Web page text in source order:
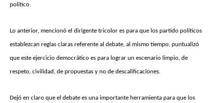
político.
Lo anterior, mencionó el dirigente tricolor es para que los partido políticos
establezcan reglas claras referente al debate, al mismo tiempo, puntualizó
que este ejercicio democrático es para lograr un escenario limpio, de
respeto, civilidad, de propuestas y no de descalificaciones.
Dejó en claro que el debate es una importante herramienta para que los